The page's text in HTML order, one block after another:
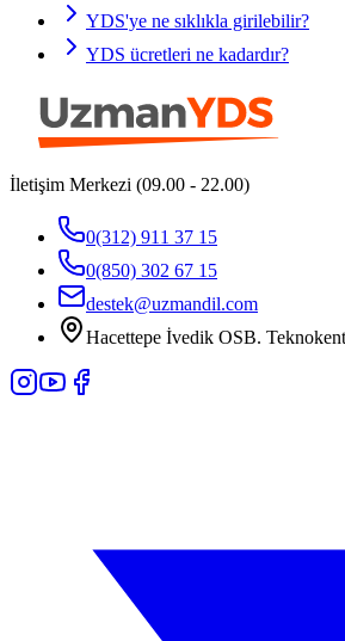
YDS'ye ne sıklıkla girilebilir?
YDS ücretleri ne kadardır?
İletişim Merkezi (09.00 - 22.00)
0(312) 911 37 15
0(850) 302 67 15
destek@uzmandil.com
Hacettepe İvedik OSB.